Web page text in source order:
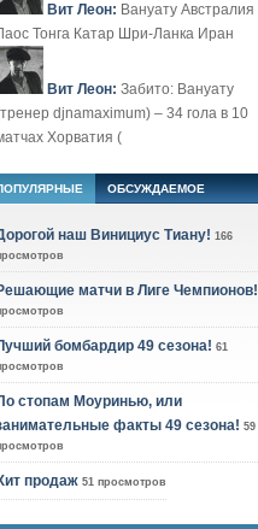
Вит Леон: Вануату Австралия
Тонга Катар Шри-Ланка Иран
Вит Леон: Забито: Вануату
djnamaximum) – 34 гола в 10
Хорватия (
ОБСУЖДАЕМОЕ
наш Винициус Тиану! 166
матчи в Лиге Чемпионов!
бомбардир 49 сезона! 61
стопам Моуринью, или
факты 49 сезона! 59
продаж 51 просмотров